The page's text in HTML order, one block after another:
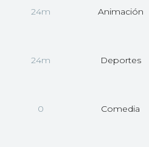
24m Animación
24m Deportes
0 Comedia